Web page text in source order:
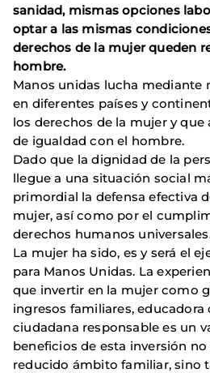
sanidad, mismas opciones
optar a las mismas
derechos de la mujer queden
hombre.
Manos unidas lucha mediante
en diferentes países y
los derechos de la mujer y que
de igualdad con el hombre.
Dado que la dignidad de la
llegue a una situación social
primordial la defensa efectiva
mujer, así como por el
derechos humanos
La mujer ha sido, es y será el
para Manos Unidas. La
que invertir en la mujer como
ingresos familiares, educadora
ciudadana responsable es un
beneficios de esta inversión
reducido ámbito familiar, sino